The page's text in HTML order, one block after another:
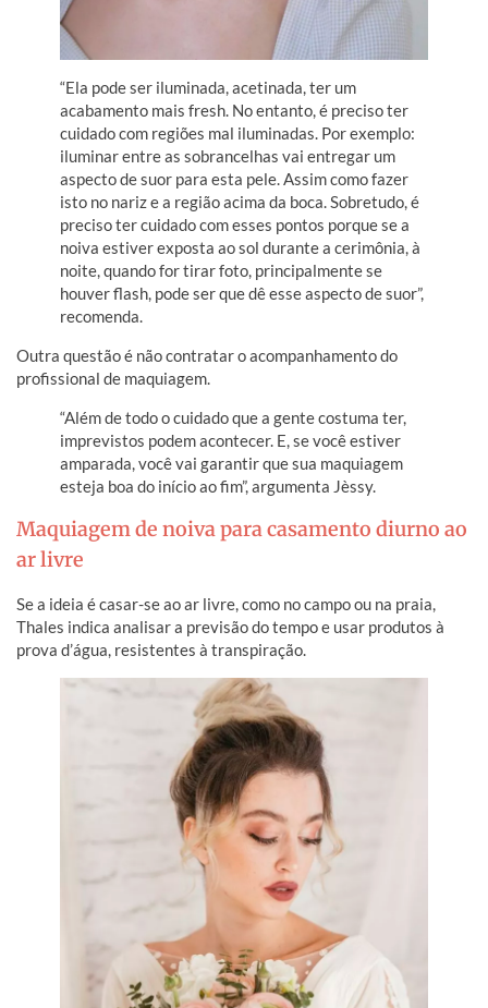
“Ela pode ser iluminada, acetinada, ter um
acabamento mais fresh. No entanto, é preciso ter
cuidado com regiões mal iluminadas. Por exemplo:
iluminar entre as sobrancelhas vai entregar um
aspecto de suor para esta pele. Assim como fazer
isto no nariz e a região acima da boca. Sobretudo, é
preciso ter cuidado com esses pontos porque se a
noiva estiver exposta ao sol durante a cerimônia, à
noite, quando for tirar foto, principalmente se
houver flash, pode ser que dê esse aspecto de suor”,
recomenda.
Outra questão é não contratar o acompanhamento do
profissional de maquiagem.
“Além de todo o cuidado que a gente costuma ter,
imprevistos podem acontecer. E, se você estiver
amparada, você vai garantir que sua maquiagem
esteja boa do início ao fim”, argumenta Jèssy.
Maquiagem de noiva para casamento diurno ao
ar livre
Se a ideia é casar-se ao ar livre, como no campo ou na praia,
Thales indica analisar a previsão do tempo e usar produtos à
prova d’água, resistentes à transpiração.